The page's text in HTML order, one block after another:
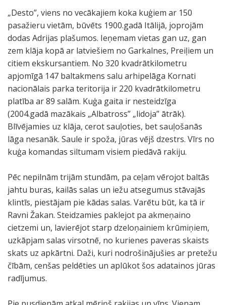
„Desto”, viens no vecākajiem koka kuģiem ar 150
pasažieru vietām, būvēts 1900.gadā Itālijā, joprojām
dodas Adrijas plašumos. Ieņemam vietas gan uz, gan
zem klāja kopā ar latviešiem no Garkalnes, Preiļiem un
citiem ekskursantiem. No 320 kvadrātkilometru
apjomīgā 147 baltakmens salu arhipelāga Kornati
nacionālais parka teritorija ir 220 kvadrātkilometru
platība ar 89 salām. Kuģa gaita ir nesteidzīga
(2004.gadā mazākais „Albatross” „lidoja” ātrāk).
Blīvējamies uz klāja, cerot sauļoties, bet sauļošanās
lāga nesanāk. Saule ir spoža, jūras vējš dzestrs. Vīrs no
kuģa komandas siltumam visiem piedāvā rakiju.
Pēc nepilnām trijām stundām, pa ceļam vērojot baltās
jahtu buras, kailās salas un iežu atsegumus stāvajās
klintīs, piestājam pie kādas salas. Varētu būt, ka tā ir
Ravni Žakan. Steidzamies paklejot pa akmeņaino
cietzemi un, lavierējot starp dzeloņainiem krūmiņiem,
uzkāpjam salas virsotnē, no kurienes paveras skaists
skats uz apkārtni. Daži, kuri nodrošinājušies ar pretežu
čībām, cenšas peldēties un aplūkot šos adatainos jūras
radījumus.